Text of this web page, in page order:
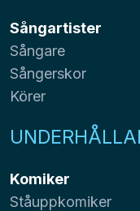
Sångartister
Sångare
Sångerskor
Körer
Komiker
Ståuppkomiker